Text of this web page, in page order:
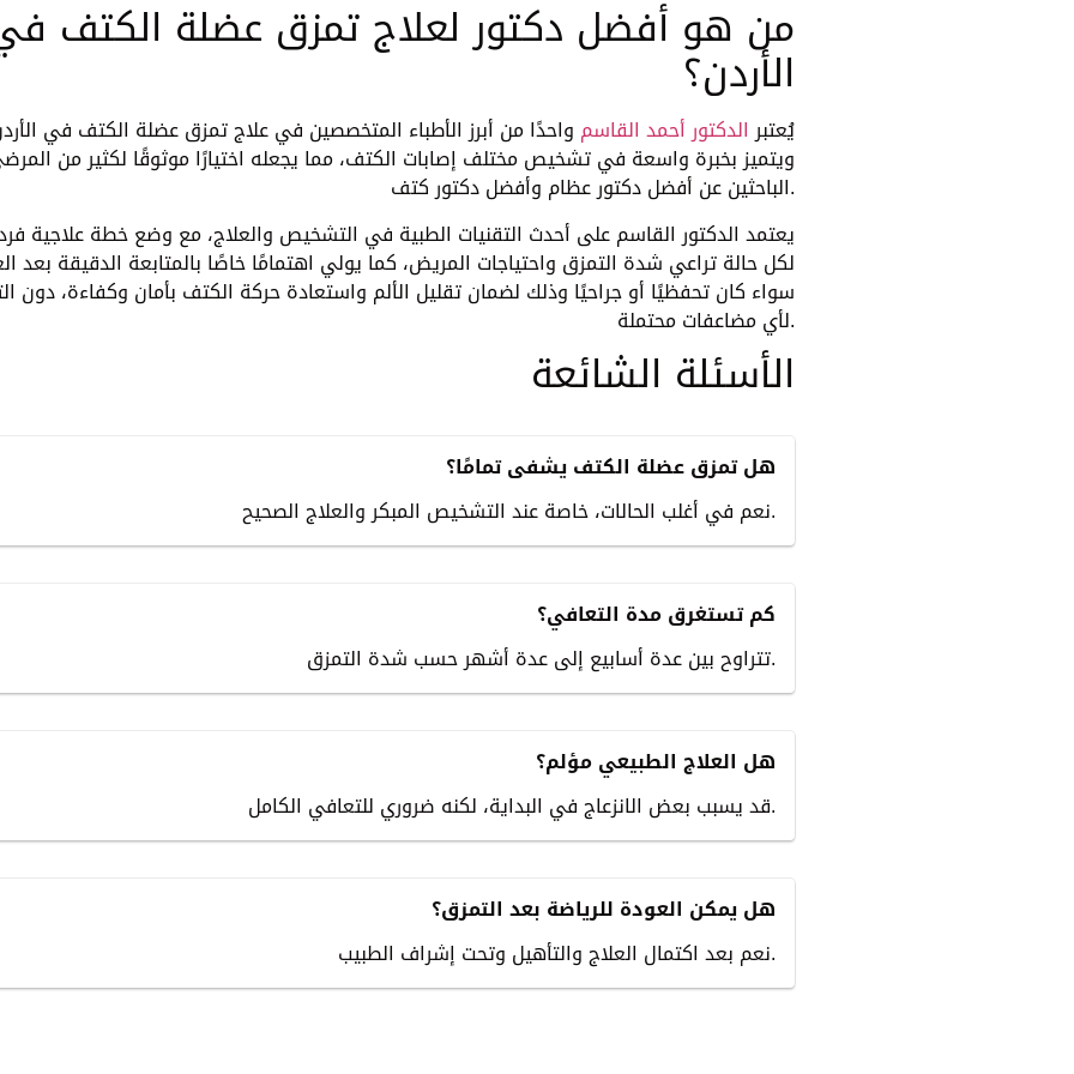
من هو أفضل دكتور لعلاج تمزق عضلة الكتف
الأردن؟
يُعتبرالدكتور أحمد القاسم واحدًا من أبرز الأطباء المتخصصين في علاج تمزق عضلة الكتف في
ويتميز بخبرة واسعة في تشخيص مختلف إصابات الكتف، مما يجعله اختيارًا موثوقًا لكثير من
الباحثين عن أفضل دكتور عظام وأفضل دكتور كتف.
يعتمد الدكتور القاسم على أحدث التقنيات الطبية في التشخيص والعلاج، مع وضع خطة علاجية
لكل حالة تراعي شدة التمزق واحتياجات المريض، كما يولي اهتمامًا خاصًا بالمتابعة الدقيقة بعد
سواء كان تحفظيًا أو جراحيًا وذلك لضمان تقليل الألم واستعادة حركة الكتف بأمان وكفاءة، دون
لأي مضاعفات محتملة.
الأسئلة الشائعة
هل تمزق عضلة الكتف يشفى تمامًا؟
نعم في أغلب الحالات، خاصة عند التشخيص المبكر والعلاج الصحيح.
كم تستغرق مدة التعافي؟
تتراوح بين عدة أسابيع إلى عدة أشهر حسب شدة التمزق.
هل العلاج الطبيعي مؤلم؟
قد يسبب بعض الانزعاج في البداية، لكنه ضروري للتعافي الكامل.
هل يمكن العودة للرياضة بعد التمزق؟
نعم بعد اكتمال العلاج والتأهيل وتحت إشراف الطبيب.